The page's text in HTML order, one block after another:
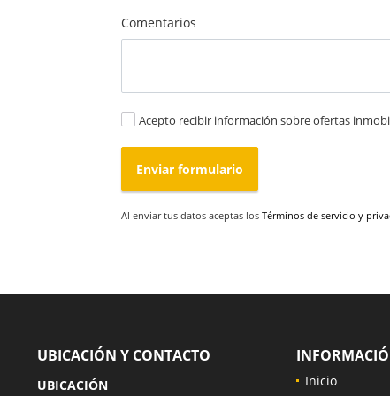
Comentarios
Acepto recibir información sobre ofertas
Enviar formulario
Al enviar tus datos aceptas los Términos de servicio y
UBICACIÓN Y CONTACTO
UBICACIÓN
Inicio